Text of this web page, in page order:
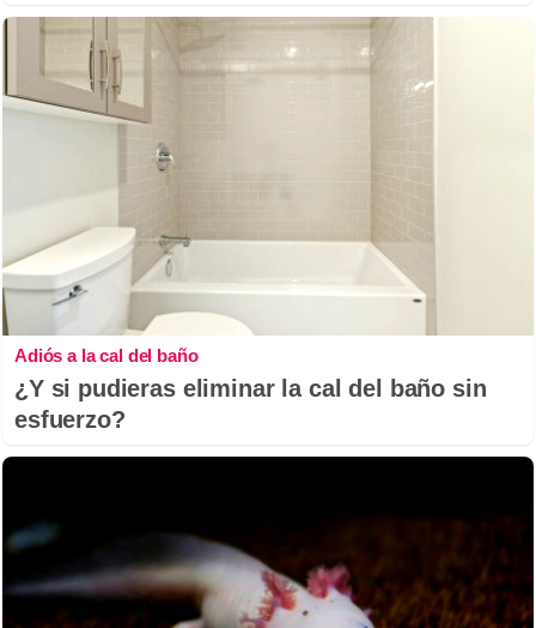
Adiós a la cal del baño
¿Y si pudieras eliminar la cal del baño sin
esfuerzo?